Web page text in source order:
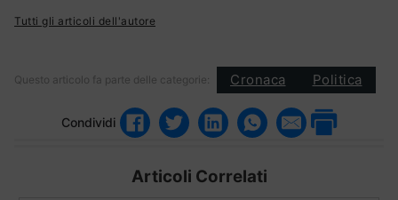
Tutti gli articoli dell'autore
Questo articolo fa parte delle categorie: Cronaca Politica
Condividi
Articoli Correlati